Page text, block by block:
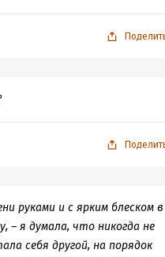
руками и с ярким блеском в
– я думала, что никогда не
себя другой, на порядок